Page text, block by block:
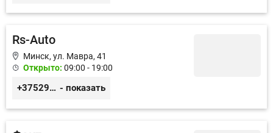
Rs-Auto
Минск, ул. Мавра, 41
Открыто: 09:00 - 19:00
+375293082020 - показать